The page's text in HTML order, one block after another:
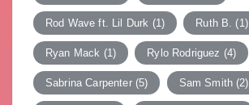
Rod Wave ft. Lil Durk (1) Ruth B. (1)
Ryan Mack (1) Rylo Rodriguez (4)
Sabrina Carpenter(5) Sam Smith (2)